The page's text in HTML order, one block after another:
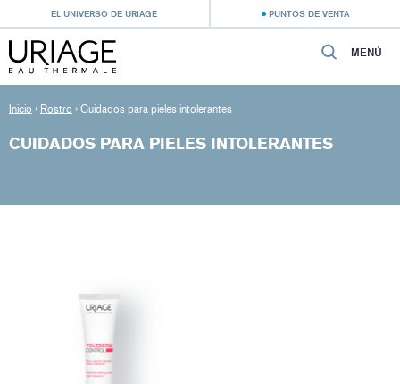
EL UNIVERSO DE URIAGE PUNTOS DE VENTA
MENÚ
Inicio › Rostro › Cuidados para pieles intolerantes
CUIDADOS PARA PIELES INTOLERANTES